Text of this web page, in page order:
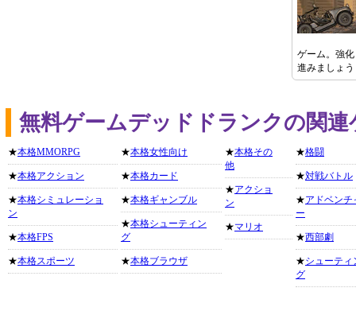
ゲーム。強
進みましょ
無料ゲームデッドドランクの関
★本格MMORPG
★本格アクション
★本格シミュレーショ
ン
★本格FPS
★本格スポーツ
★本格女性向け
★本格カード
★本格ギャンブル
★本格シューティン
グ
★本格ブラウザ
★本格その
他
★アクショ
ン
★マリオ
★格闘
★対戦バトル
★アドベンチ
ー
★西部劇
★シューティ
グ